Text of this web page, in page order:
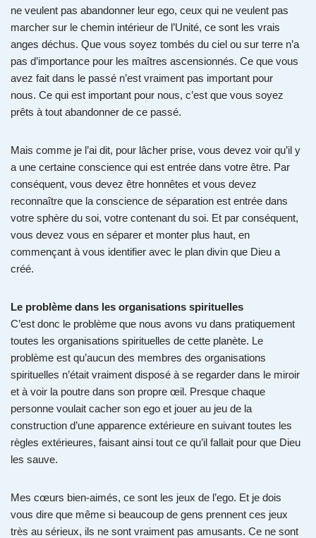
ne veulent pas abandonner leur ego, ceux qui ne veulent pas
marcher sur le chemin intérieur de l’Unité, ce sont les vrais
anges déchus. Que vous soyez tombés du ciel ou sur terre n’a
pas d’importance pour les maîtres ascensionnés. Ce que vous
avez fait dans le passé n’est vraiment pas important pour
nous. Ce qui est important pour nous, c’est que vous soyez
prêts à tout abandonner de ce passé.
Mais comme je l’ai dit, pour lâcher prise, vous devez voir qu’il y
a une certaine conscience qui est entrée dans votre être. Par
conséquent, vous devez être honnêtes et vous devez
reconnaître que la conscience de séparation est entrée dans
votre sphère du soi, votre contenant du soi. Et par conséquent,
vous devez vous en séparer et monter plus haut, en
commençant à vous identifier avec le plan divin que Dieu a
créé.
Le problème dans les organisations spirituelles
C’est donc le problème que nous avons vu dans pratiquement
toutes les organisations spirituelles de cette planète. Le
problème est qu’aucun des membres des organisations
spirituelles n’était vraiment disposé à se regarder dans le miroir
et à voir la poutre dans son propre œil. Presque chaque
personne voulait cacher son ego et jouer au jeu de la
construction d’une apparence extérieure en suivant toutes les
règles extérieures, faisant ainsi tout ce qu’il fallait pour que Dieu
les sauve.
Mes cœurs bien-aimés, ce sont les jeux de l’ego. Et je dois
vous dire que même si beaucoup de gens prennent ces jeux
très au sérieux, ils ne sont vraiment pas amusants. Ce ne sont